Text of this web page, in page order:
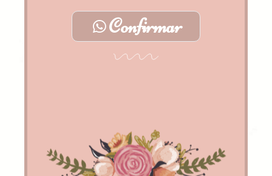
Confirmar